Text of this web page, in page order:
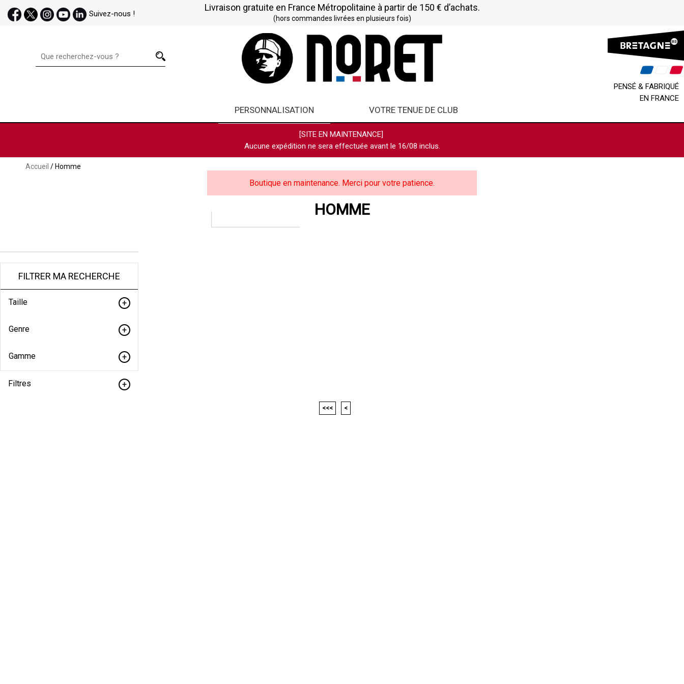
Suivez-nous !
Livraison gratuite en France Métropolitaine à partir de 150 € d’achats.
(hors commandes livrées en plusieurs fois)
PENSÉ & FABRIQUÉ
EN FRANCE
PERSONNALISATION VOTRE TENUE DE CLUB
[SITE EN MAINTENANCE]
Aucune expédition ne sera effectuée avant le 16/08 inclus.
Accueil / Homme
Boutique en maintenance. Merci pour votre patience.
HOMME
FILTRER MA RECHERCHE
Taille
Genre
Gamme
Filtres
<<< <